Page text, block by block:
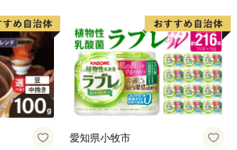
愛知県小牧市